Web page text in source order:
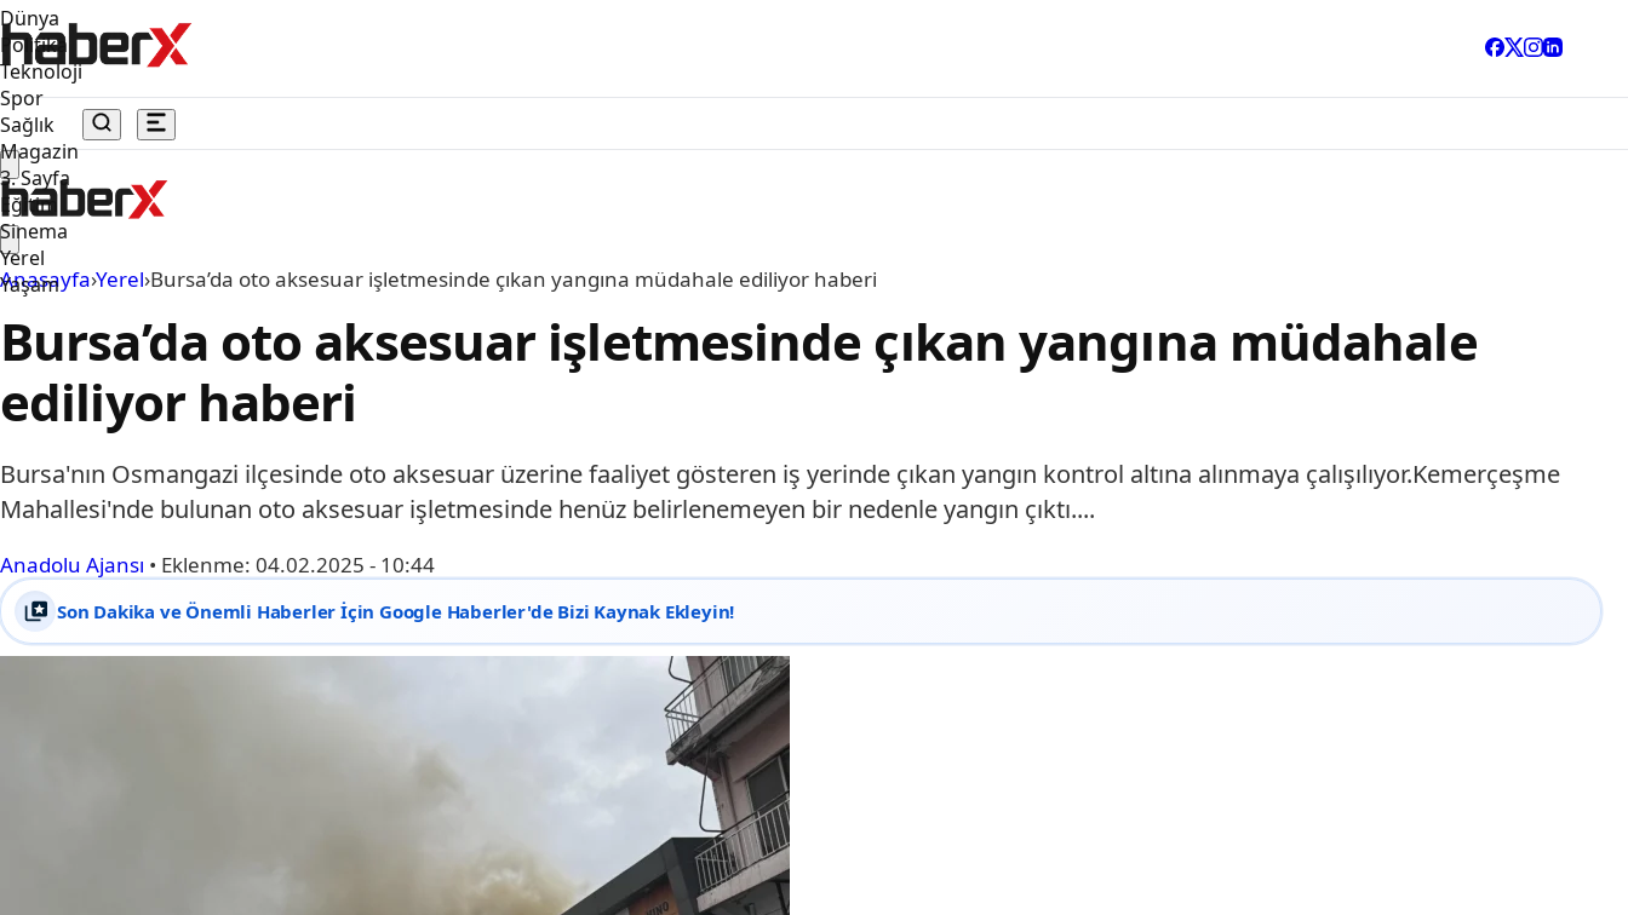
Dünya
Politika
Teknoloji
Spor
Sağlık
Magazin
3. Sayfa
Eğitim
Sinema
Yerel
Yaşam
Anasayfa›Yerel›Bursa’da oto aksesuar işletmesinde çıkan yangına müdahale ediliyor haberi
Bursa’da oto aksesuar işletmesinde çıkan yangına müdahale
ediliyor haberi
Bursa'nın Osmangazi ilçesinde oto aksesuar üzerine faaliyet gösteren iş yerinde çıkan yangın kontrol altına alınmaya çalışılıyor.Kemerçeşme
Mahallesi'nde bulunan oto aksesuar işletmesinde henüz belirlenemeyen bir nedenle yangın çıktı....
Anadolu Ajansı • Eklenme: 04.02.2025 - 10:44
Son Dakika ve Önemli Haberler İçin Google Haberler'de Bizi Kaynak Ekleyin!